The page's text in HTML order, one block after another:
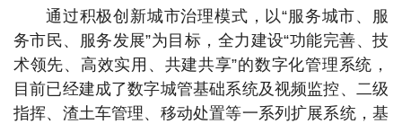
通过积极创新城市治理模式，以“服务城市、服
务市民、服务发展”为目标，全力建设“功能完善、技
术领先、高效实用、共建共享”的数字化管理系统，
目前已经建成了数字城管基础系统及视频监控、二级
指挥、渣土车管理、移动处置等一系列扩展系统，基